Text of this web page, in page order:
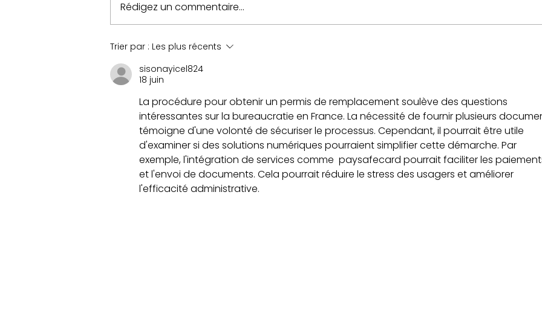
Maîtrisez la Route avec
le Permis B en Boîte
Manuelle à l'Auto-école
d'Olivet
conducteurs
Rédigez un commentaire...
Trier par : Les plus récents
sisonayicel824
18 juin
La procédure pour obtenir un permis de remplacement soulève des questions
intéressantes sur la bureaucratie en France. La nécessité de fournir plusieurs
témoigne d'une volonté de sécuriser le processus. Cependant, il pourrait être utile
d'examiner si des solutions numériques pourraient simplifier cette démarche. Par
exemple, l'intégration de services comme  paysafecard pourrait faciliter les
et l'envoi de documents. Cela pourrait réduire le stress des usagers et améliorer
l'efficacité administrative.